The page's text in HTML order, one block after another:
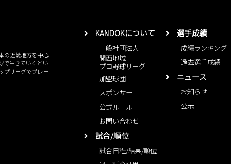
の近畿地方を中心
で生きていくとい
プリーグでプレー
KANDOKについて
一般社団法人
関西地域
プロ野球リーグ
加盟球団
スポンサー
公式ルール
お問い合わせ
試合/順位
試合日程/結果/順位
選手成績
成績ランキング
過去選手成績
ニュース
お知らせ
公示